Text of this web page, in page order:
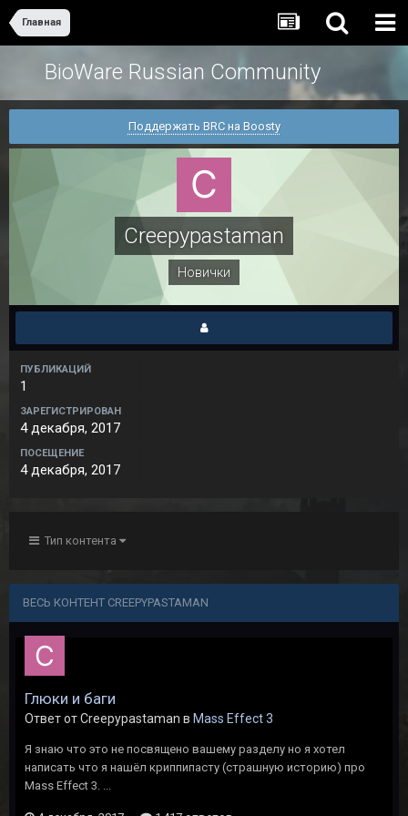
Главная
BioWare Russian Community
Поддержать BRC на Boosty
Creepypastaman
Новички
ПУБЛИКАЦИЙ
1
ЗАРЕГИСТРИРОВАН
4 декабря, 2017
ПОСЕЩЕНИЕ
4 декабря, 2017
Тип контента
ВЕСЬ КОНТЕНТ CREEPYPASTAMAN
Глюки и баги
Ответ от Creepypastaman в Mass Effect 3
Я знаю что это не посвящено вашему разделу но я хотел
написать что я нашёл криппипасту (страшную историю) про
Mass Effect 3. ...